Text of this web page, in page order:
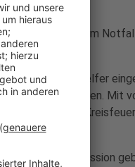
und wird in einem
um zu helfen.
sind alle Ersthelfer
nachdenken. Mit
Hilfsdienst, die
Podiumsdiskussion